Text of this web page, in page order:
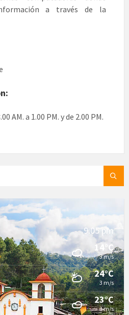
a través de la
AM. a 1.00 PM. y de 2.00 PM.
9:05 pm
14°C
3 m/s
24°C
3 m/s
23°C
3 m/s